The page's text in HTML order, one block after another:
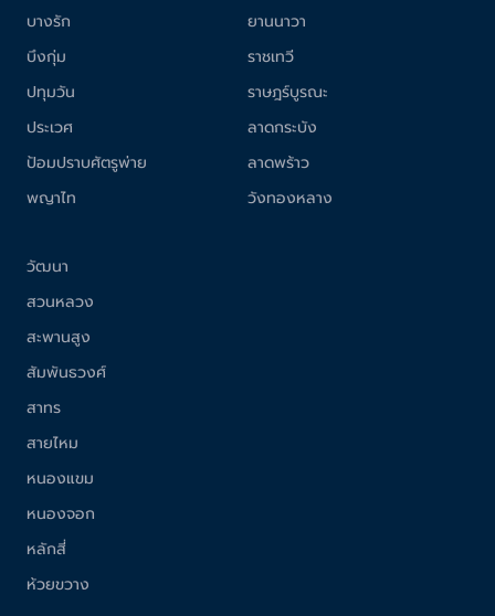
บางรัก
บึงกุ่ม
ปทุมวัน
ประเวศ
ป้อมปราบศัตรูพ่าย
พญาไท
ยานนาวา
ราชเทวี
ราษฎร์บูรณะ
ลาดกระบัง
ลาดพร้าว
วังทองหลาง
วัฒนา
สวนหลวง
สะพานสูง
สัมพันธวงศ์
สาทร
สายไหม
หนองแขม
หนองจอก
หลักสี่
ห้วยขวาง